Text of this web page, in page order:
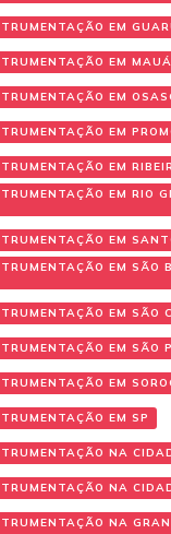
EM
EM MAUÁ
EM
EM
EM
EM RIO
EM
EM SÃO
EM SÃO
EM SÃO
EM
EM SP
NA
NA
NA